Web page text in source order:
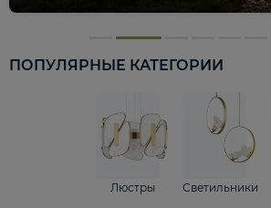
ПОПУЛЯРНЫЕ КАТЕГОРИИ
Люстры Светильники